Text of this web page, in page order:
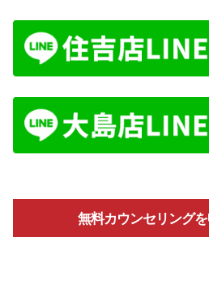
無料カウンセリング